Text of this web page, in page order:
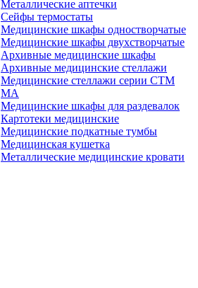
Металлические аптечки
Сейфы термостаты
Медицинские шкафы одностворчатые
Медицинские шкафы двухстворчатые
Архивные медицинские шкафы
Архивные медицинские стеллажи
Медицинские стеллажи серии СТМ
МА
Медицинские шкафы для раздевалок
Картотеки медицинские
Медицинские подкатные тумбы
Медицинская кушетка
Металлические медицинские кровати